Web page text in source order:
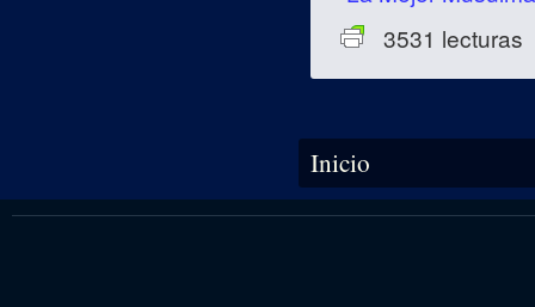
3531 lecturas
Se encuentra usted aquí
Inicio